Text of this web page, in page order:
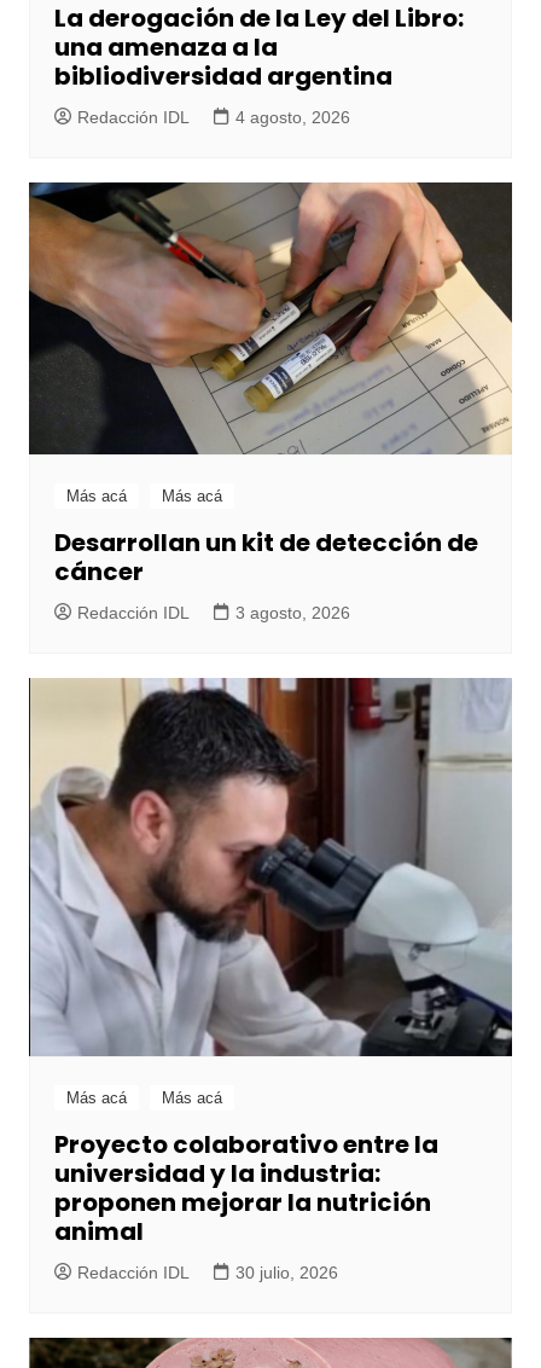
La derogación de la Ley del Libro:
una amenaza a la
bibliodiversidad argentina
Redacción IDL 4 agosto, 2026
Más acá Más acá
Desarrollan un kit de detección de
cáncer
Redacción IDL 3 agosto, 2026
Más acá Más acá
Proyecto colaborativo entre la
universidad y la industria:
proponen mejorar la nutrición
animal
Redacción IDL 30 julio, 2026